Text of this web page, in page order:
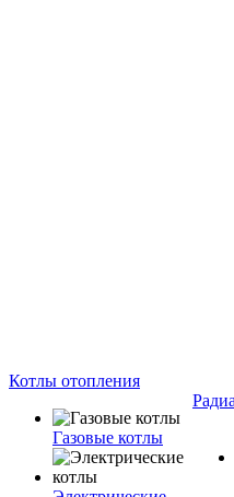
Котлы отопления
Газовые котлы